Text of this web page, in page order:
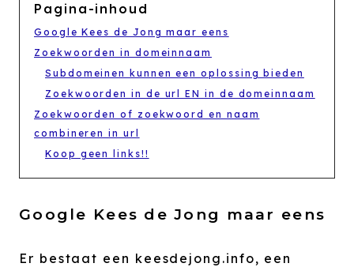
Pagina-inhoud
Google Kees de Jong maar eens
Zoekwoorden in domeinnaam
Subdomeinen kunnen een oplossing bieden
Zoekwoorden in de url EN in de domeinnaam
Zoekwoorden of zoekwoord en naam
combineren in url
Koop geen links!!
Google Kees de Jong maar eens
Er bestaat een keesdejong.info, een